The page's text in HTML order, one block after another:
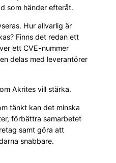
som händer efteråt.
Hur allvarlig är
Finns det redan ett
ett CVE-nummer
delas med leverantörer
Akrites vill stärka.
tänkt kan det minska
förbättra samarbetet
samt göra att
snabbare.